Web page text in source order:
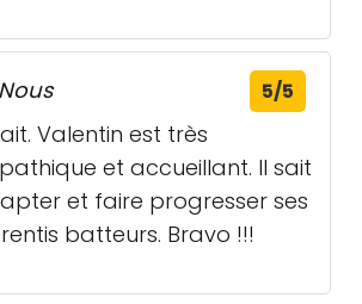
5/5
Valentin est très
et accueillant. Il sait
et faire progresser ses
batteurs. Bravo !!!